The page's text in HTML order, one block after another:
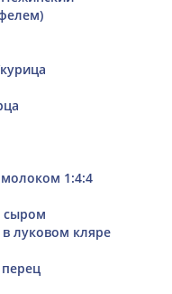
молоком 1:4:4
сыром
луковом кляре